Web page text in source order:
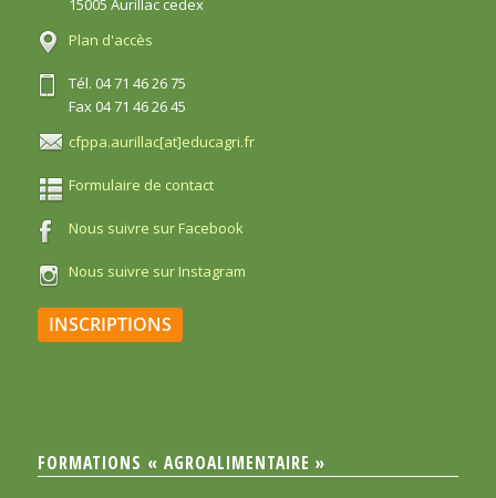
15005 Aurillac cedex
Plan d'accès
Tél. 04 71 46 26 75
Fax 04 71 46 26 45
cfppa.aurillac[at]educagri.fr
Formulaire de contact
Nous suivre sur Facebook
Nous suivre sur Instagram
INSCRIPTIONS
FORMATIONS « AGROALIMENTAIRE »